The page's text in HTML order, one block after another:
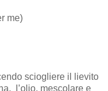
me)
sciogliere il lievito
l’olio, mescolare e